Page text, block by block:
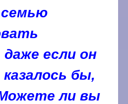
если он
бы,
ли вы